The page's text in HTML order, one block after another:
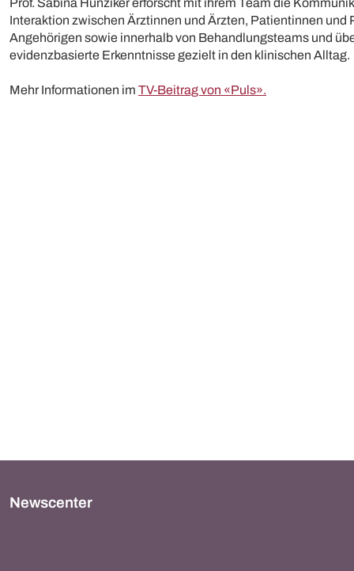
Prof. Sabina Hunziker erforscht mit ihrem Team die
Interaktion zwischen Ärztinnen und Ärzten, Patientinnen und
Angehörigen sowie innerhalb von Behandlungsteams und
evidenzbasierte Erkenntnisse gezielt in den klinischen Alltag.
Mehr Informationen im TV-Beitrag von «Puls».
Newscenter